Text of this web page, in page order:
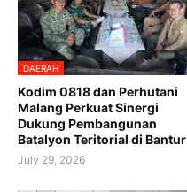
DAERAH
Kodim 0818 dan Perhutani
Malang Perkuat Sinergi
Dukung Pembangunan
Batalyon Teritorial di Bantur
July 29, 2026